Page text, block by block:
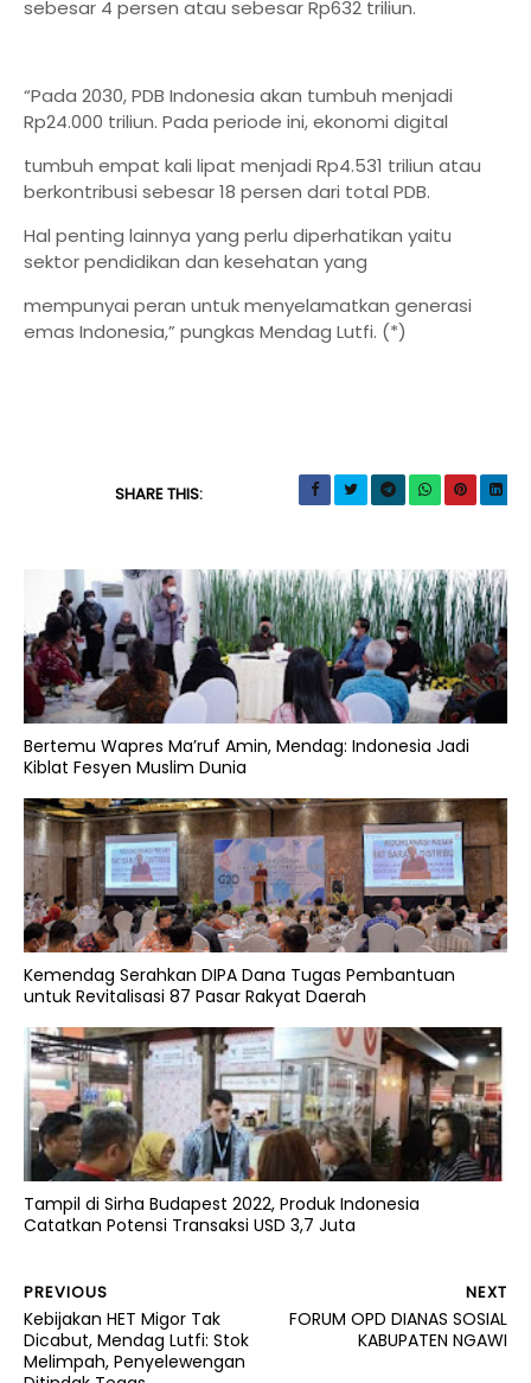
sebesar 4 persen atau sebesar Rp632 triliun.
“Pada 2030, PDB Indonesia akan tumbuh menjadi
Rp24.000 triliun. Pada periode ini, ekonomi digital
tumbuh empat kali lipat menjadi Rp4.531 triliun atau
berkontribusi sebesar 18 persen dari total PDB.
Hal penting lainnya yang perlu diperhatikan yaitu
sektor pendidikan dan kesehatan yang
mempunyai peran untuk menyelamatkan generasi
emas Indonesia,” pungkas Mendag Lutfi. (*)
SHARE THIS:
Bertemu Wapres Ma’ruf Amin, Mendag: Indonesia Jadi
Kiblat Fesyen Muslim Dunia
Kemendag Serahkan DIPA Dana Tugas Pembantuan
untuk Revitalisasi 87 Pasar Rakyat Daerah
Tampil di Sirha Budapest 2022, Produk Indonesia
Catatkan Potensi Transaksi USD 3,7 Juta
NEXT
FORUM OPD DIANAS SOSIAL
KABUPATEN NGAWI
PREVIOUS
Kebijakan HET Migor Tak
Dicabut, Mendag Lutfi: Stok
Melimpah, Penyelewengan